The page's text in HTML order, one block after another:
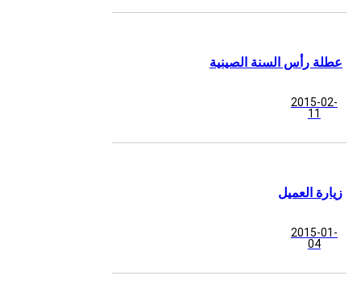
عطلة رأس السنة الصينية
2015-02-
11
زيارة العميل
2015-01-
04